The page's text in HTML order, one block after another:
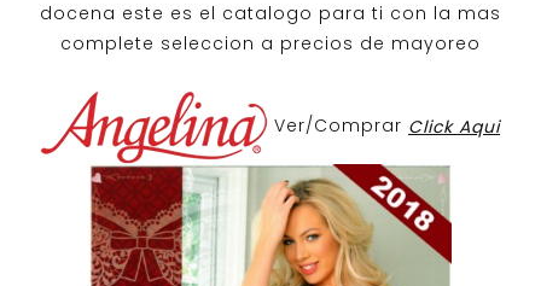
docena este es el catalogo para ti con la mas
complete seleccion a precios de mayoreo
Ver/Comprar Click Aqui